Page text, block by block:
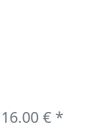
16.00 € *